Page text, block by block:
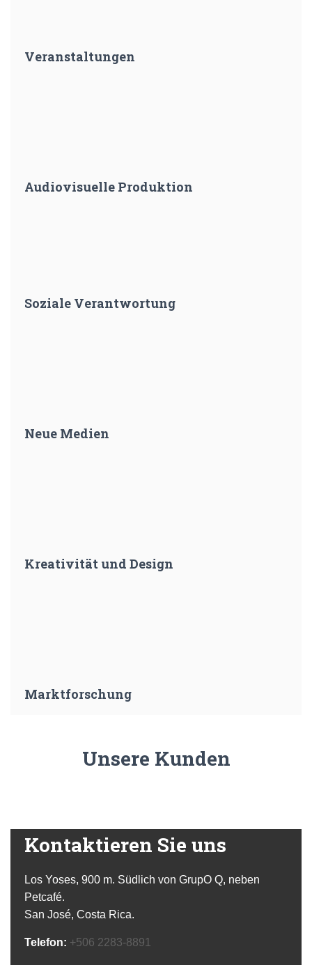
Veranstaltungen
Audiovisuelle Produktion
Soziale Verantwortung
Neue Medien
Kreativität und Design
Marktforschung
Unsere Kunden
Kontaktieren Sie uns
Los Yoses, 900 m. Südlich von GrupO Q, neben
Petcafé.
San José, Costa Rica.
Telefon: +506 2283-8891